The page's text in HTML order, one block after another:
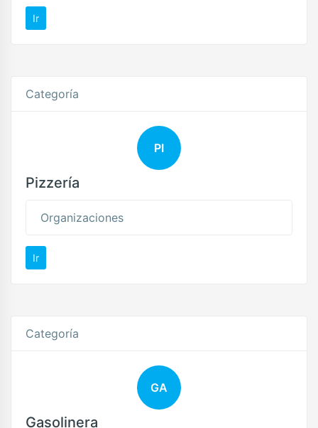
Ir
Categoría
PI
Pizzería
Organizaciones
Ir
Categoría
GA
Gasolinera